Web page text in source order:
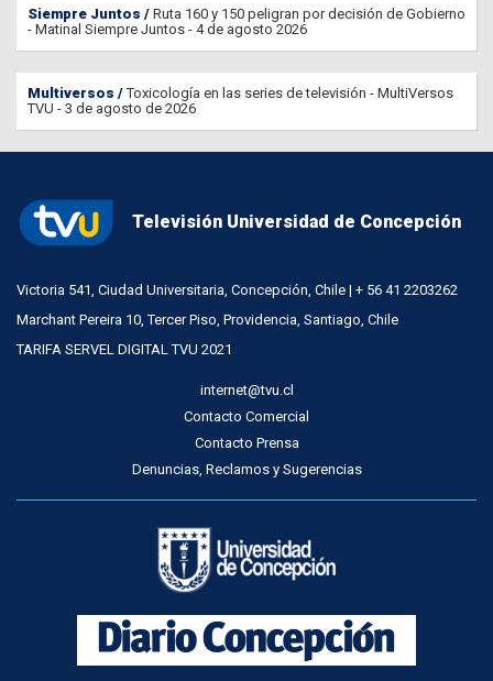
Siempre Juntos
Ruta 160 y 150 peligran por decisión de Gobierno
- Matinal Siempre Juntos - 4 de agosto 2026
Multiversos
Toxicología en las series de televisión - MultiVersos
TVU - 3 de agosto de 2026
Televisión Universidad de Concepción
Victoria 541, Ciudad Universitaria, Concepción, Chile | + 56 41 2203262
Marchant Pereira 10, Tercer Piso, Providencia, Santiago, Chile
TARIFA SERVEL DIGITAL TVU 2021
internet@tvu.cl
Contacto Comercial
Contacto Prensa
Denuncias, Reclamos y Sugerencias